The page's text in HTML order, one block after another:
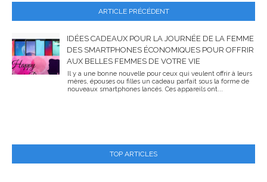
ARTICLE PRÉCÉDENT
IDÉES CADEAUX POUR LA JOURNÉE DE LA FEMME
DES SMARTPHONES ÉCONOMIQUES POUR OFFRIR
AUX BELLES FEMMES DE VOTRE VIE
Il y a une bonne nouvelle pour ceux qui veulent offrir à leurs
mères, épouses ou filles un cadeau parfait sous la forme de
nouveaux smartphones lancés. Ces appareils ont...
TOP ARTICLES